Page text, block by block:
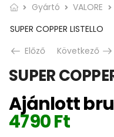
Gyártó VALORE
SUPER COPPER LISTELLO
Előző
Következő
SUPER
Ajánlott
4790Ft